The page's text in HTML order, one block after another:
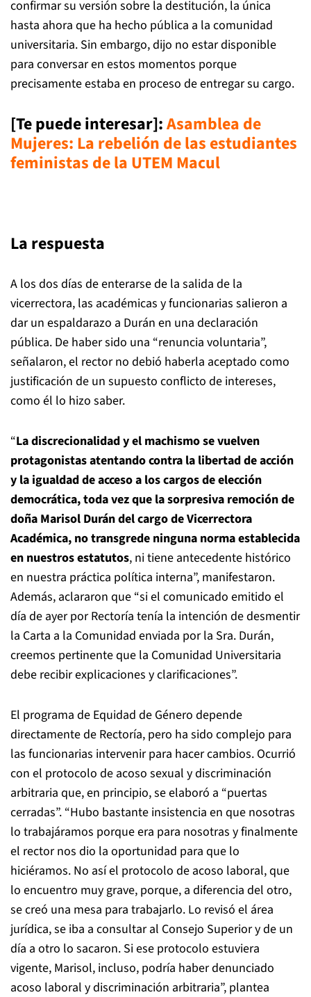
confirmar su versión sobre la destitución, la única
hasta ahora que ha hecho pública a la comunidad
universitaria. Sin embargo, dijo no estar disponible
para conversar en estos momentos porque
precisamente estaba en proceso de entregar su cargo.
[Te puede interesar]:Asamblea de
Mujeres: La rebelión de las estudiantes
feministas de la UTEM Macul
La respuesta
A los dos días de enterarse de la salida de la
vicerrectora, las académicas y funcionarias salieron a
dar un espaldarazo a Durán en una declaración
pública. De haber sido una “renuncia voluntaria”,
señalaron, el rector no debió haberla aceptado como
justificación de un supuesto conflicto de intereses,
como él lo hizo saber.
“La discrecionalidad y el machismo se vuelven
protagonistas atentando contra la libertad de acción
y la igualdad de acceso a los cargos de elección
democrática, toda vez que la sorpresiva remoción de
doña Marisol Durán del cargo de Vicerrectora
Académica, no transgrede ninguna norma establecida
en nuestros estatutos, ni tiene antecedente histórico
en nuestra práctica política interna”, manifestaron.
Además, aclararon que “si el comunicado emitido el
día de ayer por Rectoría tenía la intención de desmentir
la Carta a la Comunidad enviada por la Sra. Durán,
creemos pertinente que la Comunidad Universitaria
debe recibir explicaciones y clarificaciones”.
El programa de Equidad de Género depende
directamente de Rectoría, pero ha sido complejo para
las funcionarias intervenir para hacer cambios. Ocurrió
con el protocolo de acoso sexual y discriminación
arbitraria que, en principio, se elaboró a “puertas
cerradas”. “Hubo bastante insistencia en que nosotras
lo trabajáramos porque era para nosotras y finalmente
el rector nos dio la oportunidad para que lo
hiciéramos. No así el protocolo de acoso laboral, que
lo encuentro muy grave, porque, a diferencia del otro,
se creó una mesa para trabajarlo. Lo revisó el área
jurídica, se iba a consultar al Consejo Superior y de un
día a otro lo sacaron. Si ese protocolo estuviera
vigente, Marisol, incluso, podría haber denunciado
acoso laboral y discriminación arbitraria”, plantea